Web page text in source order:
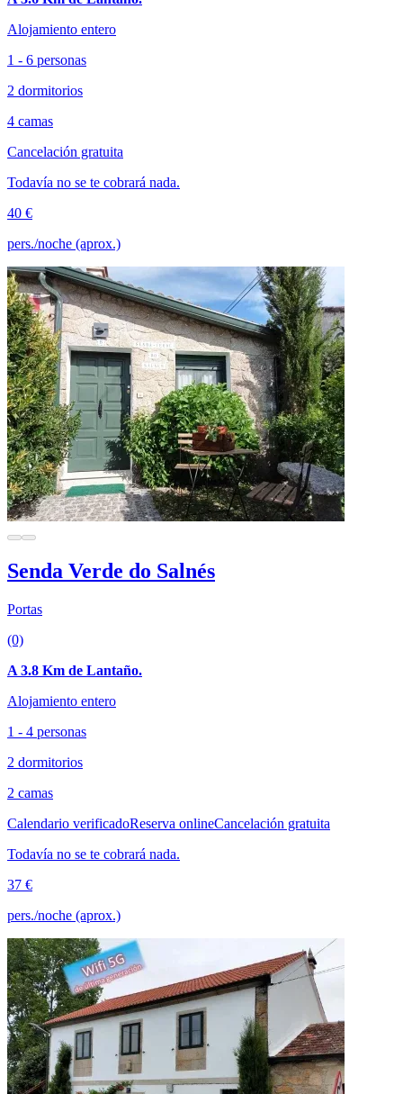
Alojamiento entero
1 - 6 personas
2 dormitorios
4 camas
Cancelación gratuita
Todavía no se te cobrará nada.
40 €
pers./noche (aprox.)
Senda Verde do Salnés
Portas
(0)
A 3.8 Km de Lantaño.
Alojamiento entero
1 - 4 personas
2 dormitorios
2 camas
Calendario verificadoReserva onlineCancelación gratuita
Todavía no se te cobrará nada.
37 €
pers./noche (aprox.)